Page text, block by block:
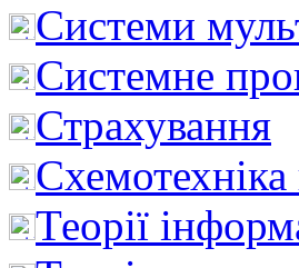
Системи
Системне
Страхування
Теорії